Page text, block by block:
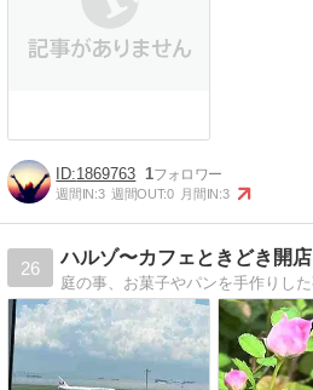
1869763 1
週間IN:3 週間OUT:0 月間IN:3
26
ハルゾ〜カフェときどき開店